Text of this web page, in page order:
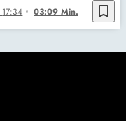
bookmark_border
17:34 03:09 Min.